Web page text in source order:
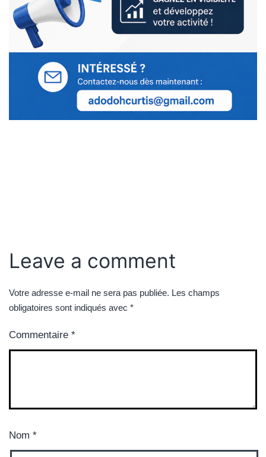
Leave a comment
Votre adresse e-mail ne sera pas publiée. Les champs
obligatoires sont indiqués avec *
Commentaire *
Nom *